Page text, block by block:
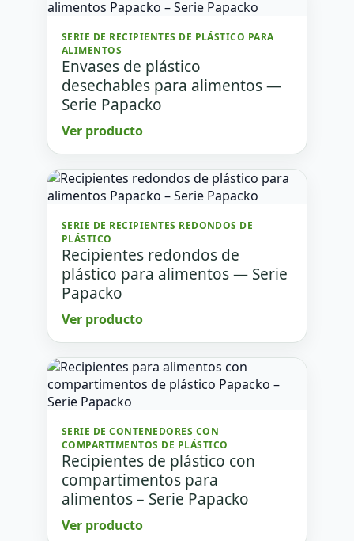
SERIE DE RECIPIENTES DE PLÁSTICO PARA
ALIMENTOS
Envases de plástico
desechables para alimentos —
Serie Papacko
Ver producto
SERIE DE RECIPIENTES REDONDOS DE
PLÁSTICO
Recipientes redondos de
plástico para alimentos — Serie
Papacko
Ver producto
SERIE DE CONTENEDORES CON
COMPARTIMENTOS DE PLÁSTICO
Recipientes de plástico con
compartimentos para
alimentos – Serie Papacko
Ver producto